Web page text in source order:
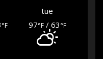
tue
°F 97°F/ 63°F